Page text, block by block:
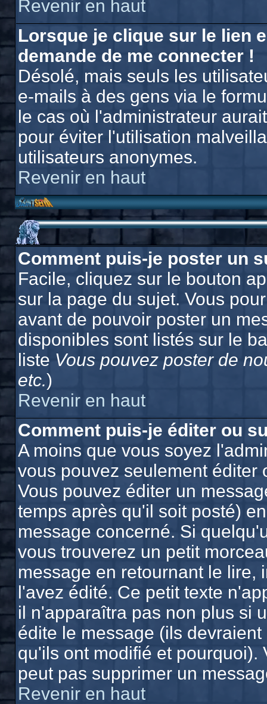
Revenir en haut
Lorsque je clique sur le lien
demande de me connecter !
Désolé, mais seuls les
e-mails à des gens via le
le cas où l'administrateur
pour éviter l'utilisation
utilisateurs anonymes.
Revenir en haut
Comment puis-je poster un
Facile, cliquez sur le bouton
sur la page du sujet. Vous
avant de pouvoir poster un
disponibles sont listés sur le
liste Vous pouvez poster de
etc.)
Revenir en haut
Comment puis-je éditer ou
A moins que vous soyez
vous pouvez seulement éditer
Vous pouvez éditer un
temps après qu'il soit posté)
message concerné. Si
vous trouverez un petit
message en retournant le lire,
l'avez édité. Ce petit texte
il n'apparaîtra pas non plus si
édite le message (ils
qu'ils ont modifié et
peut pas supprimer un
Revenir en haut